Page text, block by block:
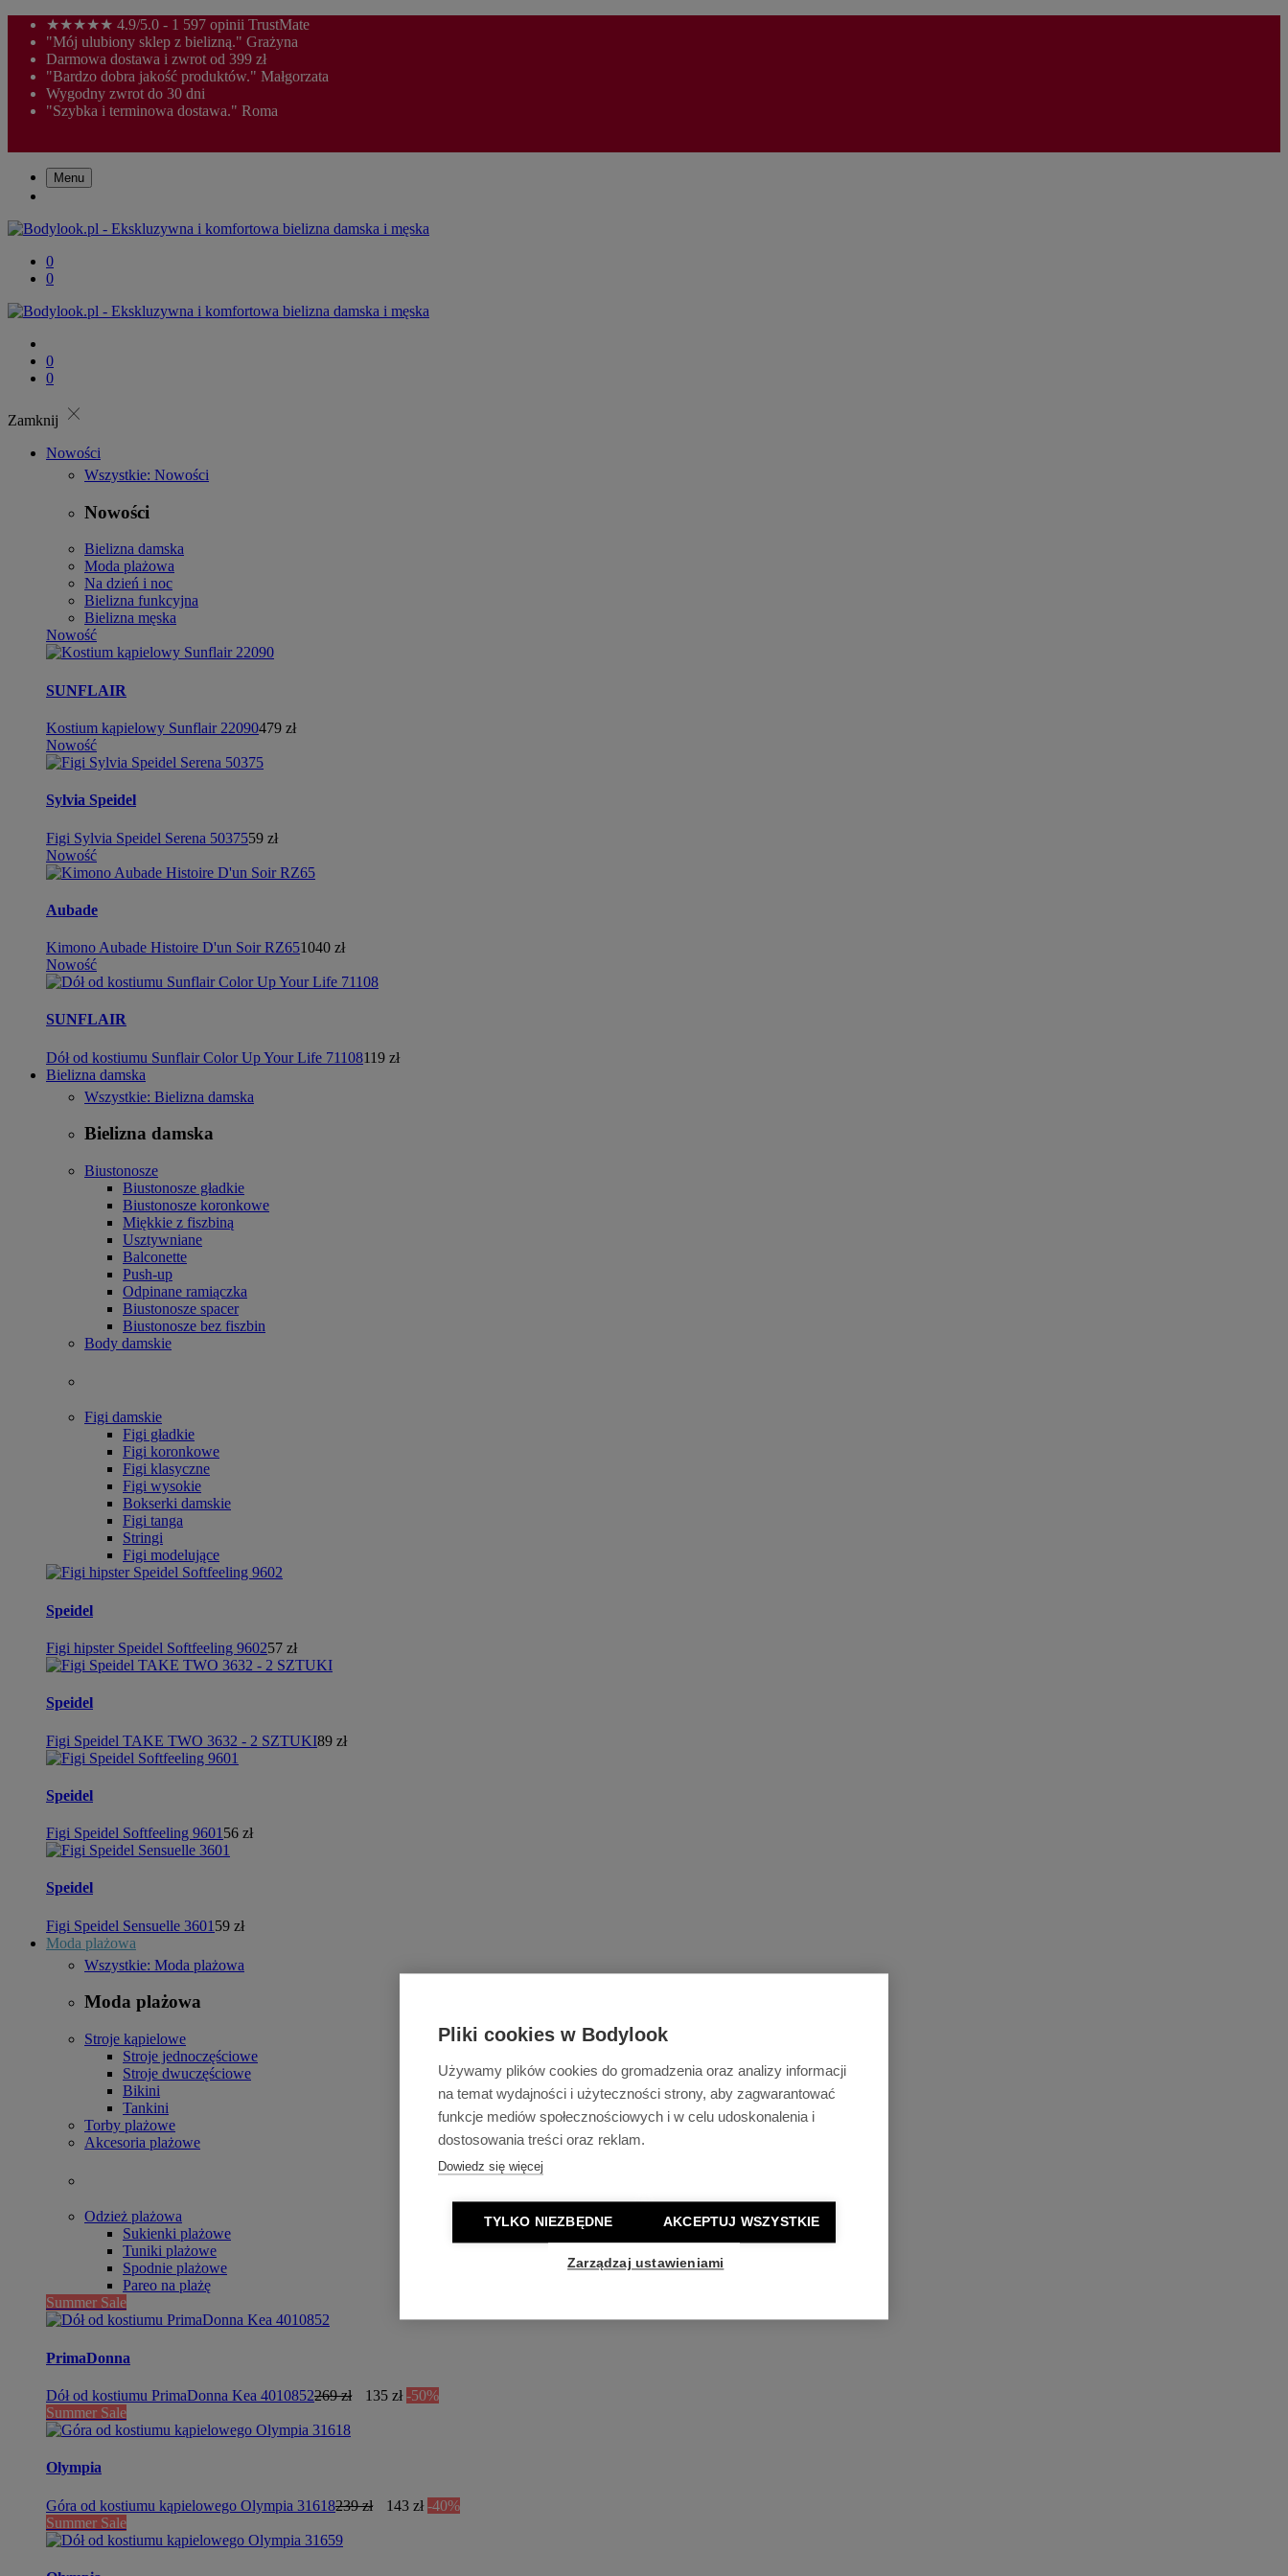
Pliki cookies w Bodylook
Używamy plików cookies do gromadzenia oraz analizy informacji
na temat wydajności i użyteczności strony, aby zagwarantować
funkcje mediów społecznościowych i w celu udoskonalenia i
dostosowania treści oraz reklam.
Dowiedz się więcej
TYLKO NIEZBĘDNE AKCEPTUJ WSZYSTKIE
Zarządzaj ustawieniami
★★★★★ 4.9/5.0 - 1 597 opinii TrustMate
"Mój ulubiony sklep z bielizną." Grażyna
Darmowa dostawa i zwrot od 399 zł
"Bardzo dobra jakość produktów." Małgorzata
Wygodny zwrot do 30 dni
"Szybka i terminowa dostawa." Roma
Menu
0
0
0
0
Zamknij close
Nowości
Wszystkie: Nowości
Nowości
Bielizna damska
Moda plażowa
Na dzień i noc
Bielizna funkcyjna
Bielizna męska
Nowość
SUNFLAIR
Kostium kąpielowy Sunflair 22090479 zł
Nowość
Sylvia Speidel
Figi Sylvia Speidel Serena 5037559 zł
Nowość
Aubade
Kimono Aubade Histoire D'un Soir RZ651040 zł
Nowość
SUNFLAIR
Dół od kostiumu Sunflair Color Up Your Life 71108119 zł
Bielizna damska
Wszystkie: Bielizna damska
Bielizna damska
Biustonosze
Biustonosze gładkie
Biustonosze koronkowe
Miękkie z fiszbiną
Usztywniane
Balconette
Push-up
Odpinane ramiączka
Biustonosze spacer
Biustonosze bez fiszbin
Body damskie
Figi damskie
Figi gładkie
Figi koronkowe
Figi klasyczne
Figi wysokie
Bokserki damskie
Figi tanga
Stringi
Figi modelujące
Speidel
Figi hipster Speidel Softfeeling 960257 zł
Speidel
Figi Speidel TAKE TWO 3632 - 2 SZTUKI89 zł
Speidel
Figi Speidel Softfeeling 9601 56 zł
Speidel
Figi Speidel Sensuelle 3601 59 zł
Moda plażowa
Wszystkie: Moda plażowa
Moda plażowa
Stroje kąpielowe
Stroje jednoczęściowe
Stroje dwuczęściowe
Bikini
Tankini
Torby plażowe
Akcesoria plażowe
Odzież plażowa
Sukienki plażowe
Tuniki plażowe
Spodnie plażowe
Pareo na plażę
Summer Sale
PrimaDonna
Dół od kostiumu PrimaDonna Kea 4010852269 zł 135 zł -50%
Summer Sale
Olympia
Góra od kostiumu kąpielowego Olympia 31618239 zł 143 zł -40%
Summer Sale